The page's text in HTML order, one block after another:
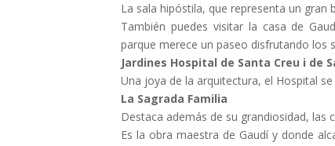
La sala hipóstila, que representa un gran
También puedes visitar la casa de
parque merece un paseo disfrutando los
Jardines Hospital de Santa Creu i de
Una joya de la arquitectura, el Hospital
La Sagrada Familia
Destaca además de su grandiosidad, las
Es la obra maestra de Gaudí y donde